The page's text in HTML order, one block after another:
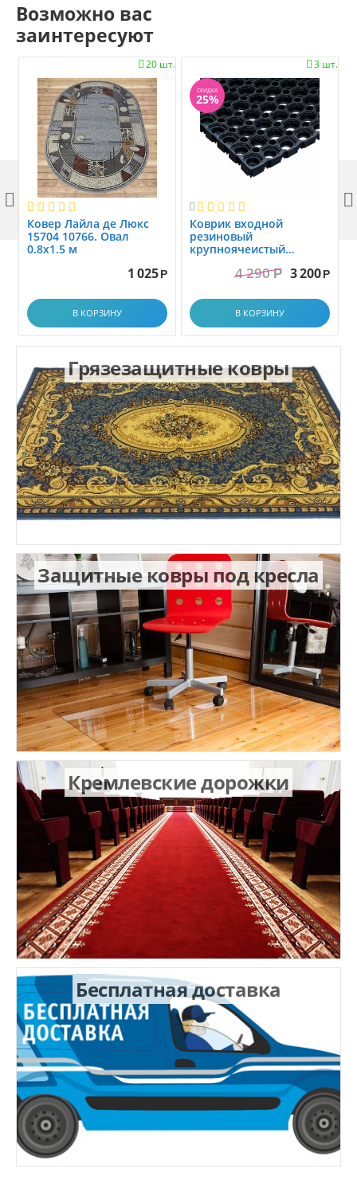
Возможно вас
заинтересуют
20 шт.

Ковер Лайла де Люкс
15704 10766. Овал
0.8x1.5 м
1 025 Р
В КОРЗИНУ
3 шт.

СКИДКА
25%

Коврик вxодной
резиновый
крупноячеистый
1.0x1.5 м4 290 Р 3 200 Р
В КОРЗИНУ
 
Грязезащитные ковры
Защитные ковры под кресла
Кремлевские дорожки
Бесплатная доставка